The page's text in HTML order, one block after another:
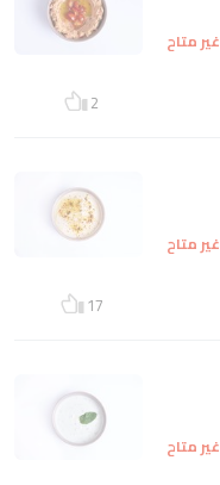
غير متاح
2
غير متاح
17
غير متاح